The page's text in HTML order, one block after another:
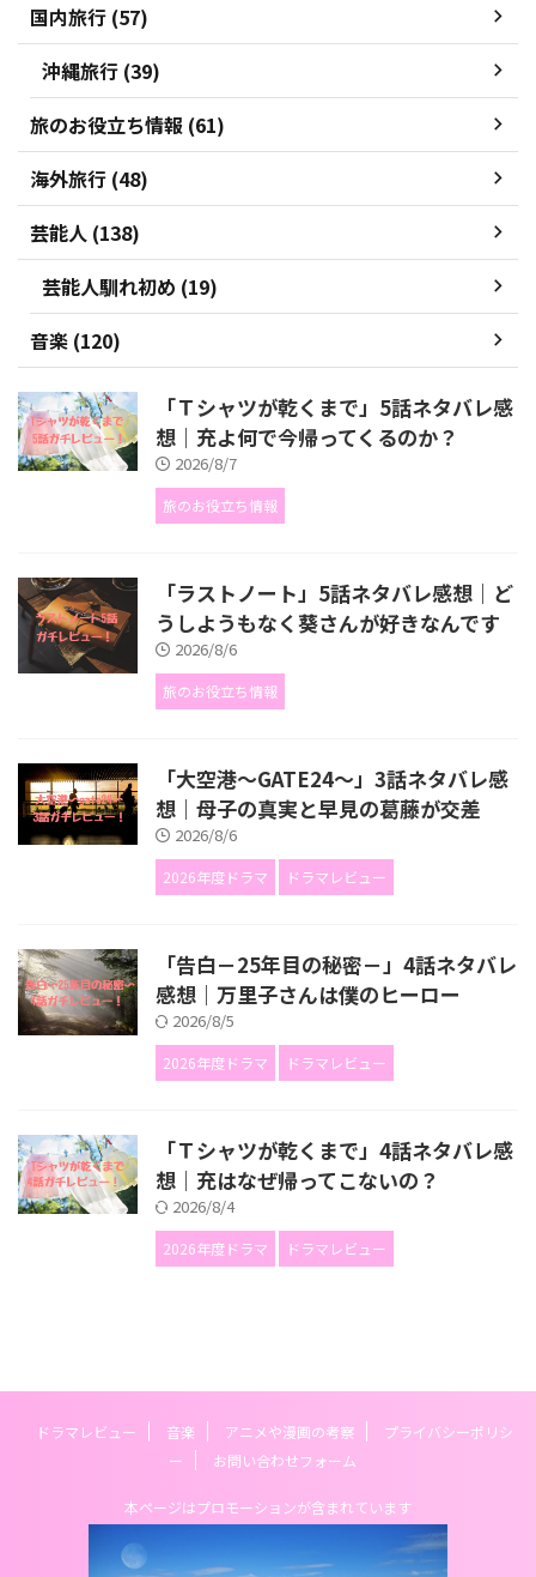
国内旅行 (57)
沖縄旅行 (39)
旅のお役立ち情報 (61)
海外旅行 (48)
芸能人 (138)
芸能人馴れ初め (19)
音楽 (120)
「Ｔシャツが乾くまで」5話ネタバレ感
想｜充よ何で今帰ってくるのか？
2026/8/7
旅のお役立ち情報
「ラストノート」5話ネタバレ感想｜ど
うしようもなく葵さんが好きなんです
2026/8/6
旅のお役立ち情報
「大空港～GATE24～」3話ネタバレ感
想｜母子の真実と早見の葛藤が交差
2026/8/6
2026年度ドラマ ドラマレビュー
「告白－25年目の秘密－」4話ネタバレ
感想｜万里子さんは僕のヒーロー
2026/8/5
2026年度ドラマ ドラマレビュー
「Ｔシャツが乾くまで」4話ネタバレ感
想｜充はなぜ帰ってこないの？
2026/8/4
2026年度ドラマ ドラマレビュー
ドラマレビュー 音楽 アニメや漫画の考察
プライバシーポリシ
ー
お問い合わせフォーム
本ページはプロモーションが含まれています